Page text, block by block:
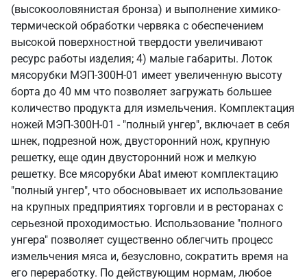
(высокооловянистая бронза) и выполнение химико-
термической обработки червяка с обеспечением
высокой поверхностной твердости увеличивают
ресурс работы изделия; 4) малые габариты. Лоток
мясорубки МЭП-300Н-01 имеет увеличенную высоту
борта до 40 мм что позволяет загружать большее
количество продукта для измельчения. Комплектация
ножей МЭП-300Н-01 - "полный унгер", включает в себя
шнек, подрезной нож, двусторонний нож, крупную
решетку, еще один двусторонний нож и мелкую
решетку. Все мясорубки Abat имеют комплектацию
"полный унгер", что обосновывает их использование
на крупных предприятиях торговли и в ресторанах с
серьезной проходимостью. Использование "полного
унгера" позволяет существенно облегчить процесс
измельчения мяса и, безусловно, сократить время на
его переработку. По действующим нормам, любое